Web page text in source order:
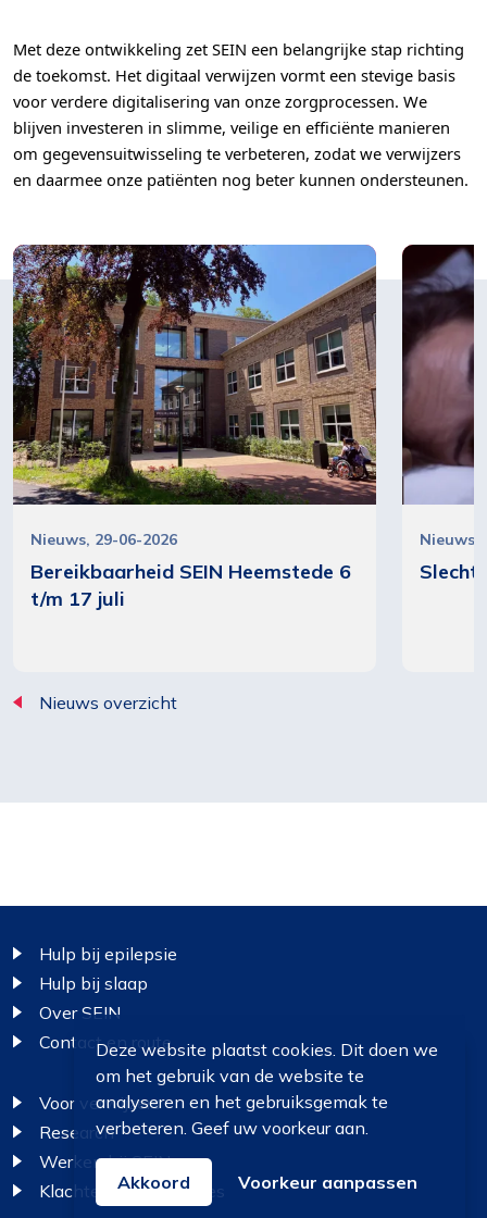
Deze website plaatst cookies. Dit doen we
om het gebruik van de website te
analyseren en het gebruiksgemak te
verbeteren. Geef uw voorkeur aan.
Akkoord Voorkeur aanpassen
Met deze ontwikkeling zet SEIN een belangrijke stap richting
de toekomst. Het digitaal verwijzen vormt een stevige basis
voor verdere digitalisering van onze zorgprocessen. We
blijven investeren in slimme, veilige en efficiënte manieren
om gegevensuitwisseling te verbeteren, zodat we verwijzers
en daarmee onze patiënten nog beter kunnen ondersteunen.
Bereikbaarheid SEIN Heemstede 6
t/m 17 juli
Nieuws 29-06-2026
Slecht
Nieuws
Nieuws overzicht
Hulp bij epilepsie
Hulp bij slaap
Over SEIN
Contact en route
Voor verwijzers
Research
Werken bij SEIN
Klachten en suggesties